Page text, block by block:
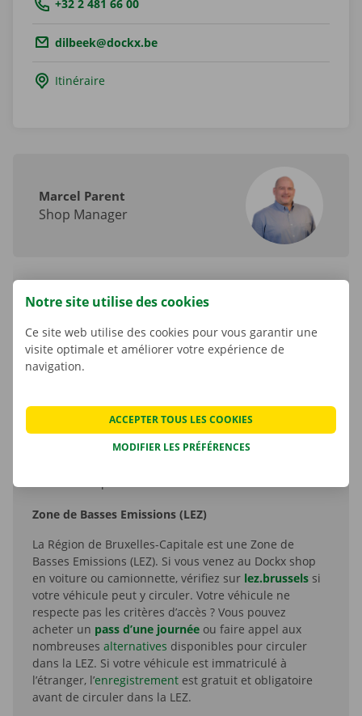
Tel.: +32 2 481 66 00
Email.:dilbeek@dockx.be
Itinéraire
Marcel Parent
Shop Manager
Accessibilité
En voiture : Planifiez votre itinéraire avecGoogle
Maps. Le Shop est facilement accessible via l’E19
sortie Dilbeek/Molenbeek.
gratuit.
En bus : Planifiez votre trajet viaDe Lijn. Prenez le
bus 129 ou 136 jusqu’à l’arrêt Dilbeek Tourelle. Cet
Zone de Basses Emissions (LEZ)
La Région de Bruxelles-Capitale est une Zone de
Basses Emissions (LEZ). Si vous venez au Dockx shop
en voiture ou camionnette, vérifiez sur lez.brussels si
votre véhicule peut y circuler. Votre véhicule ne
respecte pas les critères d’accès ? Vous pouvez
acheter un pass d’une journée ou faire appel aux
nombreuses alternatives disponibles pour circuler
dans la LEZ. Si votre véhicule est immatriculé à
l’étranger, l’enregistrement est gratuit et obligatoire
avant de circuler dans la LEZ.
Notre site utilise des cookies
Ce site web utilise des cookies pour vous garantir une
visite optimale et améliorer votre expérience de
navigation.
MODIFIER LES PRÉFÉRENCES
ACCEPTER TOUS LES COOKIES